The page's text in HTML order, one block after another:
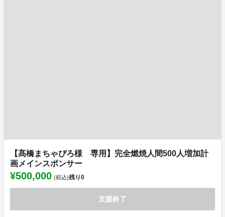
【髙橋まちゃぴろ様 専用】完全燃焼人間500人増加計
画メインスポンサー
¥500,000 (税込)残り0
支援終了